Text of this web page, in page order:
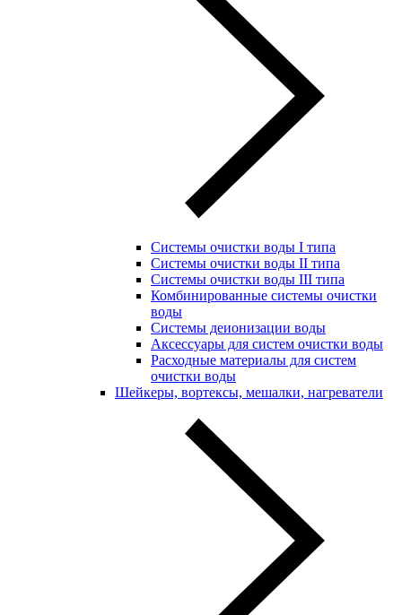
Системы очистки воды I типа
Системы очистки воды II типа
Системы очистки воды III типа
Комбинированные системы очистки
воды
Системы деионизации воды
Аксессуары для систем очистки воды
Расходные материалы для систем
очистки воды
Шейкеры, вортексы, мешалки, нагреватели